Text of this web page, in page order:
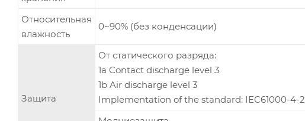
Относительная
влажность
0~90% (без конденсации)
Защита
От статического разряда:
1a Contact discharge level 3
1b Air discharge level 3
Implementation of the standard: IEC61000-4-2